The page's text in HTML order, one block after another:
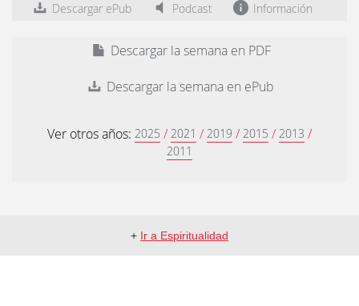
Descargar ePub Podcast Información
Descargar la semana en PDF
Descargar la semana en ePub
Ver otros años: 2025 / 2021 / 2019 / 2015 / 2013 /
2011
+ Ir a Espiritualidad